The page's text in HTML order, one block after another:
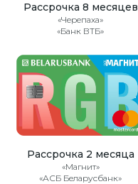
Рассрочка 8 месяцев
«Черепаха»
«Банк ВТБ»
Рассрочка 2 месяца
«Магнит»
«АСБ Беларусбанк»